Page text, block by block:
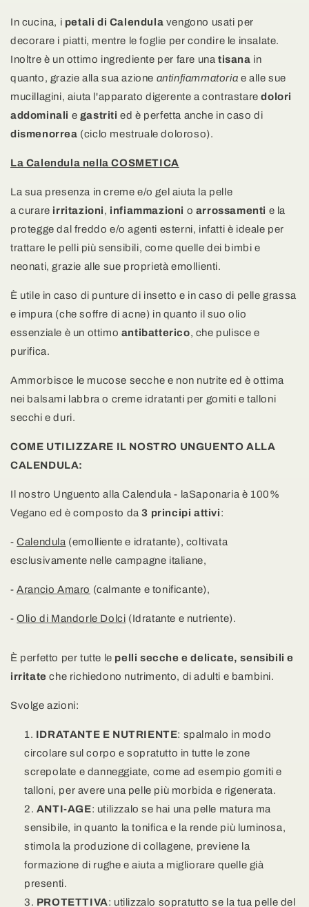
In cucina, i petali di Calendula vengono usati per
decorare i piatti, mentre le foglie per condire le insalate.
Inoltre è un ottimo ingrediente per fare unatisana in
quanto, grazie alla sua azione antinfiammatoria e alle sue
mucillagini, aiuta l'apparato digerente a contrastaredolori
addominali e gastritied è perfetta anche in caso di
dismenorrea (ciclo mestruale doloroso).
La Calendula nella COSMETICA
La sua presenza in creme e/o gel aiuta la pelle
a curare irritazioni, infiammazioni o arrossamenti e la
protegge dal freddo e/o agenti esterni, infatti è ideale per
trattare le pelli più sensibili, come quelle dei bimbi e
neonati, grazie alle sue proprietà emollienti.
È utile in caso di punture di insetto e in caso di pelle grassa
e impura (che soffre di acne) in quanto il suo olio
essenziale è un ottimo antibatterico, che pulisce e
purifica.
Ammorbisce le mucose secche e non nutrite ed è ottima
nei balsami labbra o creme idratanti per gomiti e talloni
secchi e duri.
COME UTILIZZARE IL NOSTRO UNGUENTO ALLA
CALENDULA:
Il nostro Unguento alla Calendula - laSaponaria è 100%
Vegano ed è composto da3 principi attivi:
-Calendula (emolliente e idratante), coltivata
esclusivamente nelle campagne italiane,
-Arancio Amaro (calmante e tonificante),
-Olio di Mandorle Dolci (Idratante e nutriente).
È perfetto per tutte le pelli secche e delicate, sensibili e
irritate che richiedono nutrimento, di adulti e bambini.
Svolge azioni:
IDRATANTE E NUTRIENTE: spalmalo in modo
circolare sul corpo e sopratutto in tutte le zone
screpolate e danneggiate, come ad esempio gomiti e
talloni, per avere una pelle più morbida e rigenerata.
ANTI-AGE: utilizzalo se hai una pelle matura ma
sensibile, in quanto la tonifica e la rende più luminosa,
stimola la produzione dicollagene, previene la
formazione di rughe e aiuta a migliorare quelle già
presenti.
PROTETTIVA: utilizzalo sopratutto se la tua pelle del